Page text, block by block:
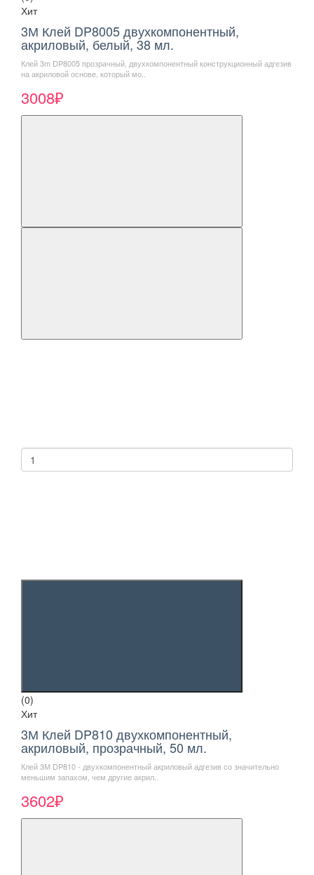
Хит
3М Клей DP8005 двухкомпонентный,
акриловый, белый, 38 мл.
Клей 3m DP8005 прозрачный, двухкомпонентный конструкционный адгезив
на акриловой основе, который мо..
3008₽
(0)
Хит
3М Клей DP810 двухкомпонентный,
акриловый, прозрачный, 50 мл.
Клей 3М DP810 - двухкомпонентный акриловый адгезив со значительно
меньшим запахом, чем другие акрил..
3602₽